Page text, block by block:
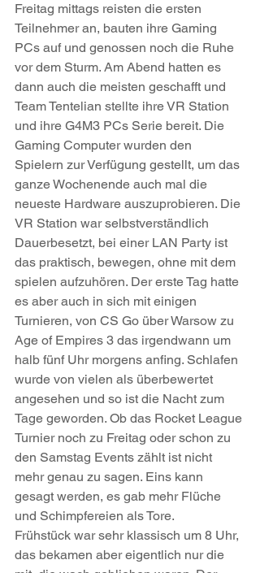
Freitag mittags reisten die ersten
Teilnehmer an, bauten ihre Gaming
PCs auf und genossen noch die Ruhe
vor dem Sturm. Am Abend hatten es
dann auch die meisten geschafft und
Team Tentelian stellte ihre VR Station
und ihre G4M3 PCs Serie bereit. Die
Gaming Computer wurden den
Spielern zur Verfügung gestellt, um das
ganze Wochenende auch mal die
neueste Hardware auszuprobieren. Die
VR Station war selbstverständlich
Dauerbesetzt, bei einer LAN Party ist
das praktisch, bewegen, ohne mit dem
spielen aufzuhören. Der erste Tag hatte
es aber auch in sich mit einigen
Turnieren, von CS Go über Warsow zu
Age of Empires 3 das irgendwann um
halb fünf Uhr morgens anfing. Schlafen
wurde von vielen als überbewertet
angesehen und so ist die Nacht zum
Tage geworden. Ob das Rocket League
Turnier noch zu Freitag oder schon zu
den Samstag Events zählt ist nicht
mehr genau zu sagen. Eins kann
gesagt werden, es gab mehr Flüche
und Schimpfereien als Tore.
Frühstück war sehr klassisch um 8 Uhr,
das bekamen aber eigentlich nur die